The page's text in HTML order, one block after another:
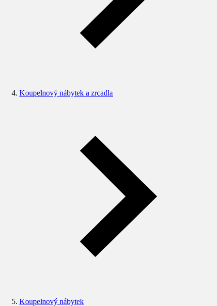
Koupelnový nábytek a zrcadla
Koupelnový nábytek